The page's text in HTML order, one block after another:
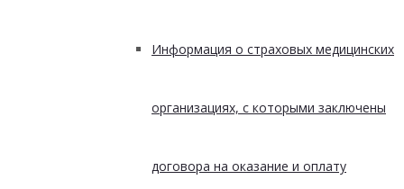
Информация о страховых медицинских
организациях, с которыми заключены
договора на оказание и оплату